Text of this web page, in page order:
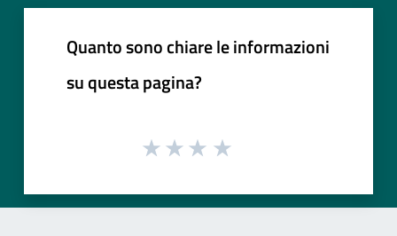
Quanto sono chiare le informazioni
su questa pagina?